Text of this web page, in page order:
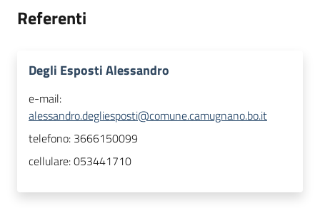
Referenti
Degli Esposti Alessandro
e-mail:
alessandro.degliesposti@comune.camugnano.bo.it
telefono: 3666150099
cellulare:053441710